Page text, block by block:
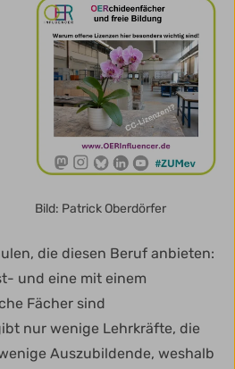
Bild: Patrick Oberdörfer
die diesen Beruf anbieten:
und eine mit einem
Fächer sind
nur wenige Lehrkräfte, die
Auszubildende, weshalb